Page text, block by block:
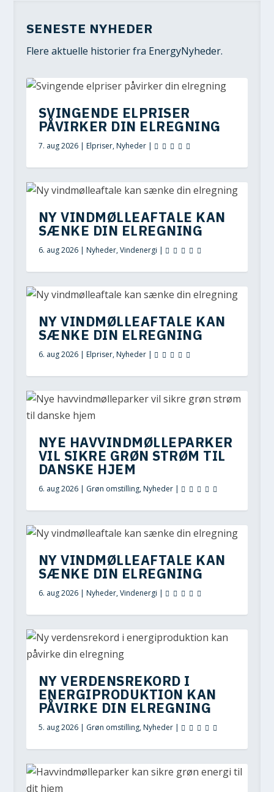
SENESTE NYHEDER
Flere aktuelle historier fra EnergyNyheder.
SVINGENDE ELPRISER
PÅVIRKER DIN ELREGNING
7. aug 2026| Elpriser,Nyheder|
NY VINDMØLLEAFTALE KAN
SÆNKE DIN ELREGNING
6. aug 2026| Nyheder,Vindenergi
NY VINDMØLLEAFTALE KAN
SÆNKE DIN ELREGNING
6. aug 2026| Elpriser,Nyheder|
NYE HAVVINDMØLLEPARKER
VIL SIKRE GRØN STRØM TIL
DANSKE HJEM
6. aug 2026| Grøn omstilling,Nyheder|
NY VINDMØLLEAFTALE KAN
SÆNKE DIN ELREGNING
6. aug 2026| Nyheder,Vindenergi
NY VERDENSREKORD I
ENERGIPRODUKTION KAN
PÅVIRKE DIN ELREGNING
5. aug 2026| Grøn omstilling,Nyheder|